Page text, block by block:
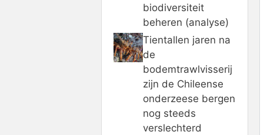
biodiversiteit
beheren (analyse)
Tientallen jaren na
de
bodemtrawlvisserij
zijn de Chileense
onderzeese bergen
nog steeds
verslechterd